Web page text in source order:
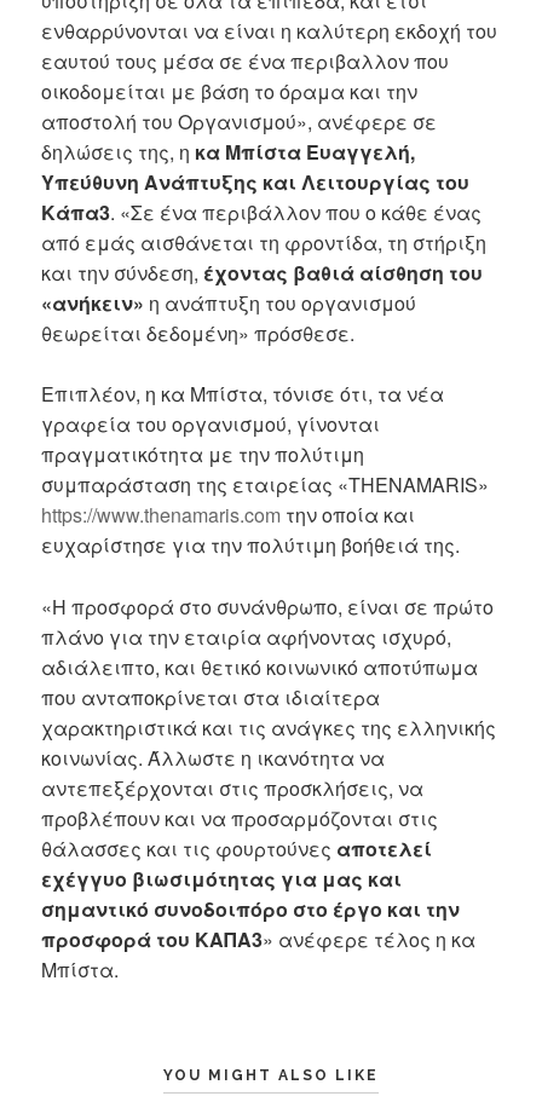
ενθαρρύνονται να είναι η καλύτερη εκδοχή του
εαυτού τους μέσα σε ένα περιβαλλον που
οικοδομείται με βάση το όραμα και την
αποστολή του Οργανισμού», ανέφερε σε
δηλώσεις της, η κα Μπίστα Ευαγγελή,
Υπεύθυνη Ανάπτυξης και Λειτουργίας του
Κάπα3. «Σε ένα περιβάλλον που ο κάθε ένας
από εμάς αισθάνεται τη φροντίδα, τη στήριξη
και την σύνδεση, έχοντας βαθιά αίσθηση του
«ανήκειν» η ανάπτυξη του οργανισμού
θεωρείται δεδομένη» πρόσθεσε.
Επιπλέον, η κα Μπίστα, τόνισε ότι, τα νέα
γραφεία του οργανισμού, γίνονται
πραγματικότητα με την πολύτιμη
συμπαράσταση της εταιρείας «THENAMARIS»
https://www.thenamaris.com την οποία και
ευχαρίστησε για την πολύτιμη βοήθειά της.
«Η προσφορά στο συνάνθρωπο, είναι σε πρώτο
πλάνο για την εταιρία αφήνοντας ισχυρό,
αδιάλειπτο, και θετικό κοινωνικό αποτύπωμα
που ανταποκρίνεται στα ιδιαίτερα
χαρακτηριστικά και τις ανάγκες της ελληνικής
κοινωνίας. Άλλωστε η ικανότητα να
αντεπεξέρχονται στις προσκλήσεις, να
προβλέπουν και να προσαρμόζονται στις
θάλασσες και τις φουρτούνες αποτελεί
εχέγγυο βιωσιμότητας για μας και
σημαντικό συνοδοιπόρο στο έργο και την
προσφορά του ΚΑΠΑ3» ανέφερε τέλος η κα
Μπίστα.
YOU MIGHT ALSO LIKE